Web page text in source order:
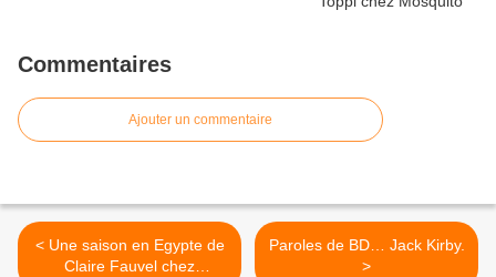
Commentaires
Ajouter un commentaire
< Une saison en Egypte de
Claire Fauvel chez
Paroles de BD… Jack Kirby.
>